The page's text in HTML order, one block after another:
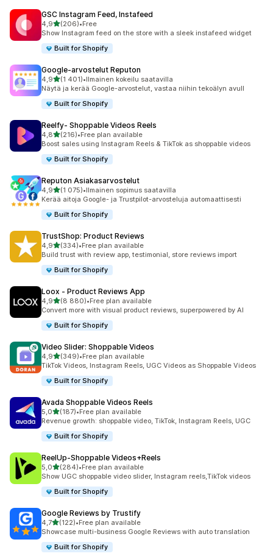
GSC Instagram Feed, Instafeed
4,9/ 5 tähteä
(206)
206 arvostelua yhteensä
•Free
Show Instagram feed on the store with a sleek instafeed widget
Built for Shopify
Google‑arvostelut Reputon
4,9/ 5 tähteä
(1 401)
1401 arvostelua yhteensä
•Ilmainen kokeilu saatavilla
Näytä ja kerää Google-arvostelut, vastaa niihin tekoälyn avull
Built for Shopify
Reelfy‑ Shoppable Videos Reels
4,8/ 5 tähteä
(216)
216 arvostelua yhteensä
•Free plan available
Boost sales using Instagram Reels & TikTok as shoppable videos
Built for Shopify
Reputon Asiakasarvostelut
4,9/ 5 tähteä
(1 075)
1075 arvostelua yhteensä
•Ilmainen sopimus saatavilla
Kerää aitoja Google- ja Trustpilot-arvosteluja automaattisesti
Built for Shopify
TrustShop: Product Reviews
4,9/ 5 tähteä
(334)
334 arvostelua yhteensä
•Free plan available
Build trust with review app, testimonial, store reviews import
Built for Shopify
Loox ‑ Product Reviews App
4,9/ 5 tähteä
(8 880)
8880 arvostelua yhteensä
•Free plan available
Convert more with visual product reviews, superpowered by AI
Built for Shopify
Video Slider: Shoppable Videos
4,9/ 5 tähteä
(349)
349 arvostelua yhteensä
•Free plan available
TikTok Videos, Instagram Reels, UGC Videos as Shoppable Videos
Built for Shopify
Avada Shoppable Videos Reels
5,0/ 5 tähteä
(187)
187 arvostelua yhteensä
•Free plan available
Revenue growth: shoppable video, TikTok, Instagram Reels, UGC
Built for Shopify
ReelUp‑Shoppable Videos+Reels
5,0/ 5 tähteä
(284)
284 arvostelua yhteensä
•Free plan available
Show UGC shoppable video slider, Instagram reels,TikTok videos
Built for Shopify
Google Reviews by Trustify
4,7/ 5 tähteä
(122)
122 arvostelua yhteensä
•Free plan available
Showcase multi-business Google Reviews with auto translation
Built for Shopify